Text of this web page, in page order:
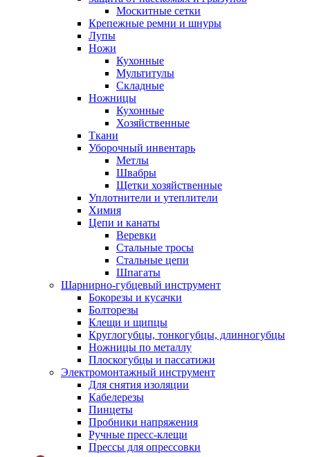
Москитные сетки
Крепежные ремни и шнуры
Лупы
Ножи
Кухонные
Мультитулы
Складные
Ножницы
Кухонные
Хозяйственные
Ткани
Уборочный инвентарь
Метлы
Швабры
Щетки хозяйственные
Уплотнители и утеплители
Химия
Цепи и канаты
Веревки
Стальные тросы
Стальные цепи
Шпагаты
Шарнирно-губцевый инструмент
Бокорезы и кусачки
Болторезы
Клещи и щипцы
Круглогубцы, тонкогубцы, длинногубцы
Ножницы по металлу
Плоскогубцы и пассатижи
Электромонтажный инструмент
Для снятия изоляции
Кабелерезы
Пинцеты
Пробники напряжения
Ручные пресс-клещи
Прессы для опрессовки